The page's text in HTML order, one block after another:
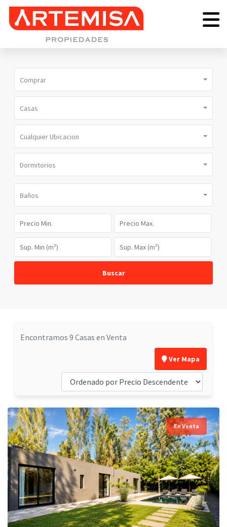
Comprar
Casas
Cualquier Ubicacion
Dormitorios
Baños
Buscar
Encontramos 9 Casas en Venta
Ver Mapa
En Venta